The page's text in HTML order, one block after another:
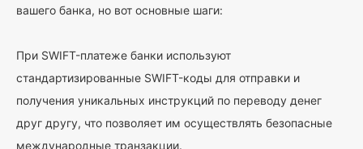
вашего банка, но вот основные шаги:
При SWIFT-платеже банки используют
стандартизированные SWIFT-коды для отправки и
получения уникальных инструкций по переводу денег
друг другу, что позволяет им осуществлять безопасные
международные транзакции.